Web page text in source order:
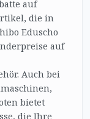
auf
die in
Eduscho
auf
Auch bei
bietet
die Ihre